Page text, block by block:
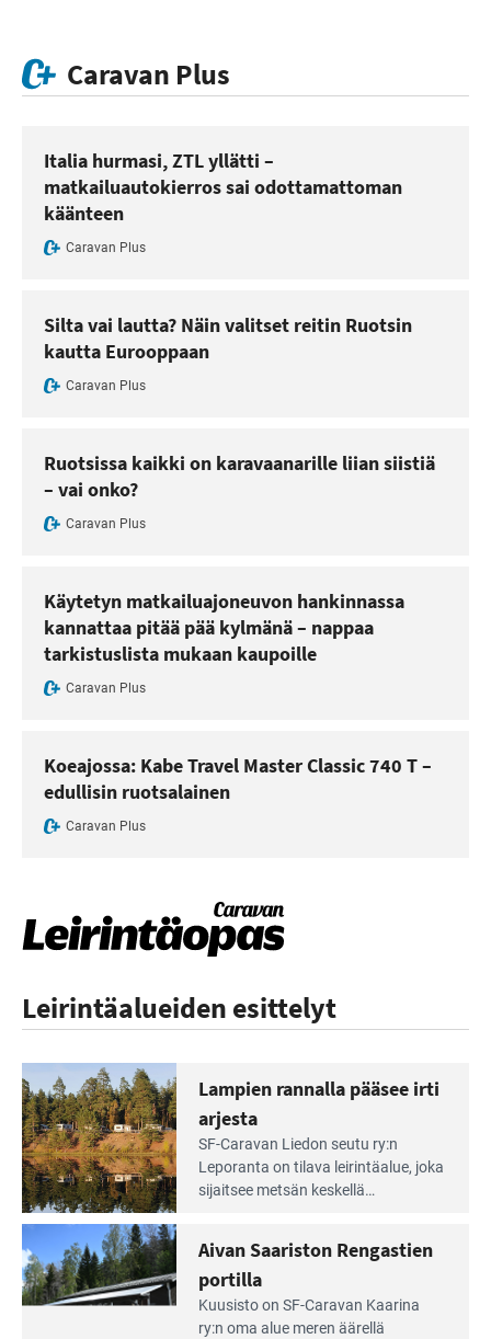
Caravan Plus
Italia hurmasi, ZTL yllätti –
matkailuautokierros sai odottamattoman
käänteen
Caravan Plus
Silta vai lautta? Näin valitset reitin Ruotsin
kautta Eurooppaan
Caravan Plus
Ruotsissa kaikki on karavaanarille liian siistiä
– vai onko?
Caravan Plus
Käytetyn matkailuajoneuvon hankinnassa
kannattaa pitää pää kylmänä – nappaa
tarkistuslista mukaan kaupoille
Caravan Plus
Koeajossa: Kabe Travel Master Classic 740 T –
edullisin ruotsalainen
Caravan Plus
Leirintäalueiden esittelyt
Lue
Leirintäoppaan
artikkeli:
Lampien
rannalla
pääsee
irti
arjesta
Lampien rannalla pääsee irti
arjesta
SF-Caravan Liedon seutu ry:n
Leporanta on tilava leirintäalue, joka
sijaitsee metsän kes­kellä
tarjoaa ympäris­töineen kauniit
maisemat ja loistavat virkistäytymis­
mahdollisuudet.
Lue
Aivan Saariston Rengastien
portilla
Kuusisto on SF-Caravan Kaarina
ry:n oma alue meren äärellä